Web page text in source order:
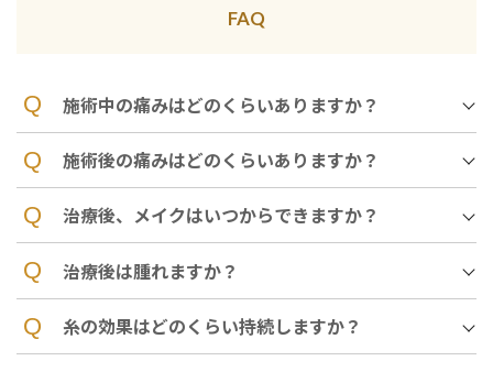
FAQ
施術中の痛みはどのくらいありますか？
施術後の痛みはどのくらいありますか？
治療後、メイクはいつからできますか？
治療後は腫れますか？
糸の効果はどのくらい持続しますか？